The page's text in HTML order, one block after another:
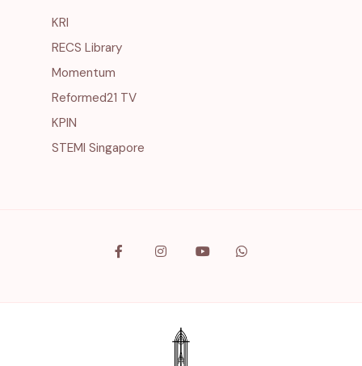
KRI
RECS Library
Momentum
Reformed21 TV
KPIN
STEMI Singapore